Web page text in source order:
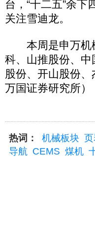
台，“十二五”余
关注雪迪龙。
本周是申万机
科、山推股份、
股份、开山股份
万国证券研究所）
热词： 机械板块
导航 CEMS 煤机